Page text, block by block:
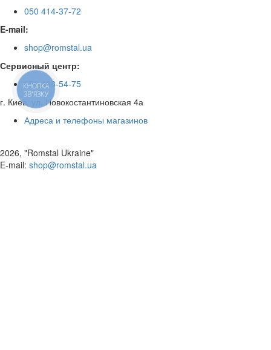
050 414-37-72
E-mail:
shop@romstal.ua
Сервисный центр:
050 468-54-75
г. Киев, ул. Новокостантиновская 4а
Адреса и телефоны магазинов
2026, "Romstal Ukraine"
​E-mail: shop@romstal.ua
КНОПКА
ЗВ'ЯЗКУ